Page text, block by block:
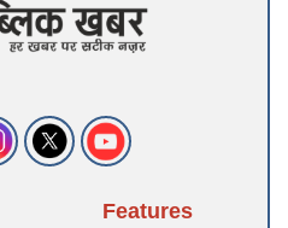
Features